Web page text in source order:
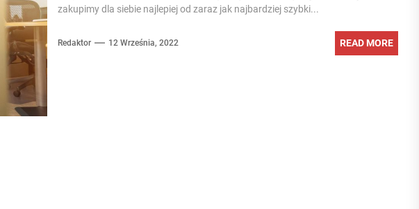
zakupimy dla siebie najlepiej od zaraz jak najbardziej szybki...
Redaktor 12 Września, 2022 READ MORE